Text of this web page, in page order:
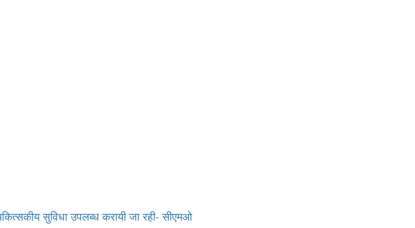
सुविधा उपलब्ध करायी जा रही- सीएमओ